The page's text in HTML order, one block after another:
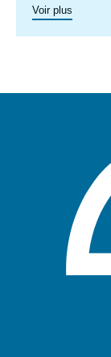
des politiques
internationales
Voir plus